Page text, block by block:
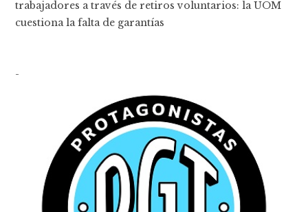
trabajadores a través de retiros voluntarios: la UOM
cuestiona la falta de garantías
-